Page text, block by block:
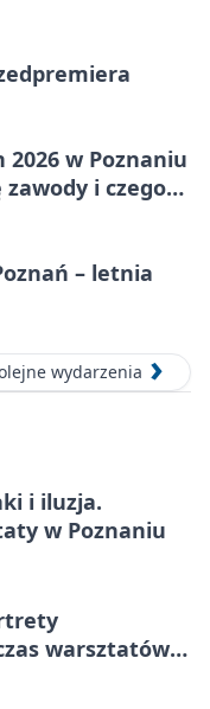
2026 w Poznaniu
i czego
– letnia
wydarzenia
i iluzja.
w Poznaniu
warsztatów